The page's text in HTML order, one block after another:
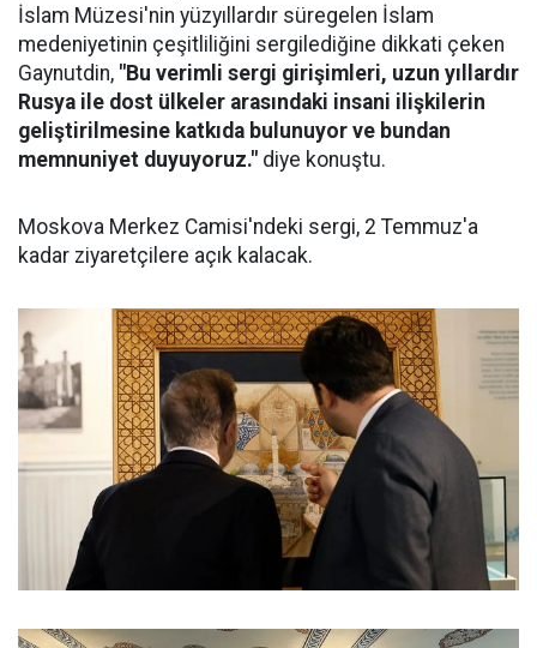
İslam Müzesi'nin yüzyıllardır süregelen İslam
medeniyetinin çeşitliliğini sergilediğine dikkati çeken
Gaynutdin, "Bu verimli sergi girişimleri, uzun yıllardır
Rusya ile dost ülkeler arasındaki insani ilişkilerin
geliştirilmesine katkıda bulunuyor ve bundan
memnuniyet duyuyoruz." diye konuştu.
Moskova Merkez Camisi'ndeki sergi, 2 Temmuz'a
kadar ziyaretçilere açık kalacak.